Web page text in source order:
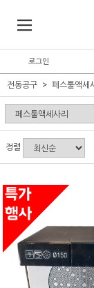
로그인
전동공구 페스툴액세
정렬